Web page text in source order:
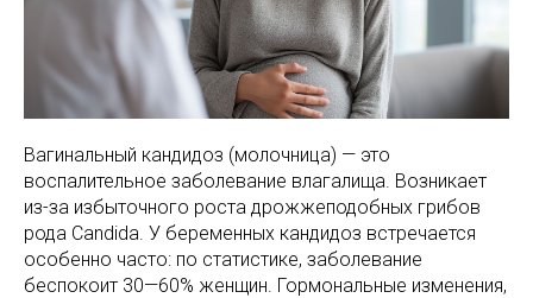
Вагинальный кандидоз (молочница) — это
воспалительное заболевание влагалища. Возникает
из-за избыточного роста дрожжеподобных грибов
рода Candida. У беременных кандидоз встречается
особенно часто: по статистике, заболевание
беспокоит 30—60% женщин. Гормональные изменения,